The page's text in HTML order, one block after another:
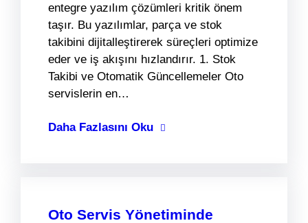
entegre yazılım çözümleri kritik önem
taşır. Bu yazılımlar, parça ve stok
takibini dijitalleştirerek süreçleri optimize
eder ve iş akışını hızlandırır. 1. Stok
Takibi ve Otomatik Güncellemeler Oto
servislerin en…
Daha Fazlasını Oku
Oto Servis Yönetiminde